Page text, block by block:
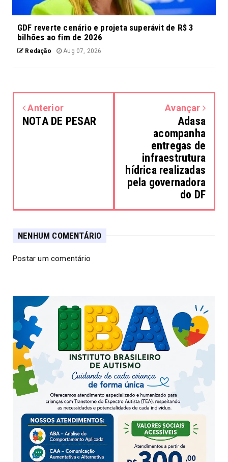
GDF reverte cenário e projeta superávit de R$ 3
bilhões ao fim de 2026
Redação Aug 07, 2026
Anterior
NOTA DE PESAR
Avançar
Adasa
acompanha
entregas de
infraestrutura
hídrica realizadas
pela governadora
do DF
NENHUM COMENTÁRIO
Postar um comentário